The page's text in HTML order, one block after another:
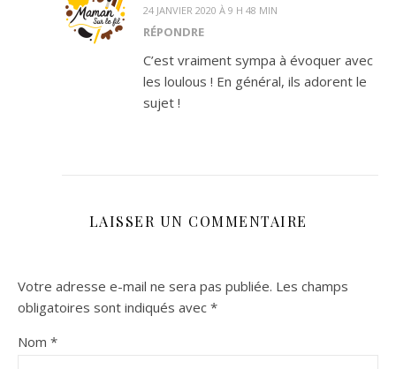
24 JANVIER 2020 À 9 H 48 MIN
RÉPONDRE
C’est vraiment sympa à évoquer avec
les loulous ! En général, ils adorent le
sujet !
LAISSER UN COMMENTAIRE
Votre adresse e-mail ne sera pas publiée. Les champs
obligatoires sont indiqués avec *
Nom *